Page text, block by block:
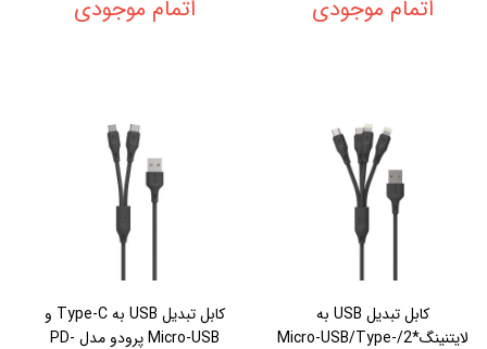
اتمام موجودی اتمام موجودی
کابل تبدیل USB به
لایتنینگ*2/Micro-USB/Type-
کابل تبدیل USB به Type-C و
Micro-USB پرودو مدل PD-